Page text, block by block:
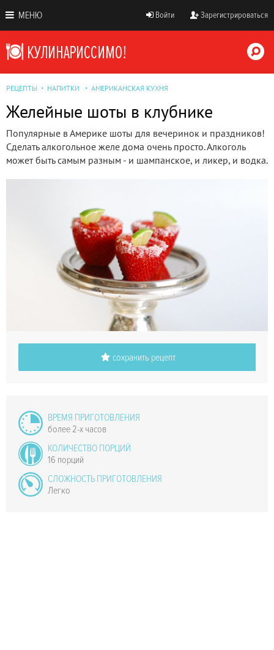
МЕНЮ Войти Зарегистрироваться
РЕЦЕПТЫ НАПИТКИ АМЕРИКАНСКАЯ КУХНЯ
Желейные шоты в клубнике
Популярные в Америке шоты для вечеринок и праздников!
Сделать алкогольное желе дома очень просто. Алкоголь
может быть самым разным - и шампанское, и ликер, и водка.
сохранить рецепт
ВРЕМЯ ПРИГОТОВЛЕНИЯ
более 2-х часов
КОЛИЧЕСТВО ПОРЦИЙ
16 порций
СЛОЖНОСТЬ ПРИГОТОВЛЕНИЯ
Легко